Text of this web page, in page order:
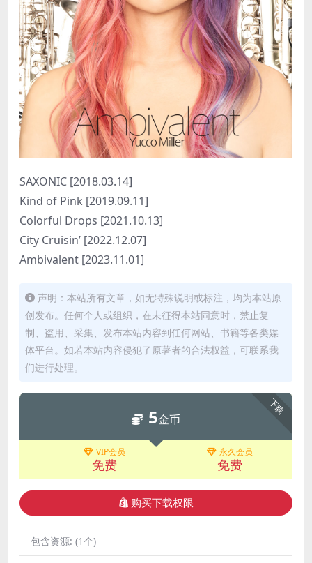
SAXONIC [2018.03.14]
Kind of Pink [2019.09.11]
Colorful Drops [2021.10.13]
City Cruisin’ [2022.12.07]
Ambivalent [2023.11.01]
声明：本站所有文章，如无特殊说明或标注，均为本站原
创发布。任何个人或组织，在未征得本站同意时，禁止复
制、盗用、采集、发布本站内容到任何网站、书籍等各类媒
体平台。如若本站内容侵犯了原著者的合法权益，可联系我
们进行处理。
下载
5金币
VIP会员
免费
永久会员
免费
购买下载权限
包含资源: (1个)